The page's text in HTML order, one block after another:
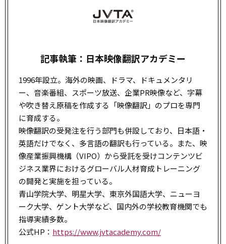
記事執筆：日本映像翻訳アカデミー
1996年設立。海外の映画、ドラマ、ドキュメンタリ
ー、音楽番組、スポーツ放送、企業PR映像など、字幕
や吹き替え原稿を作成する「映像翻訳」のプロを専門
に育成する。
映像翻訳の受発注を行う部門も併設しており、日本語・
英語だけでなく、多言語の翻訳も行っている。また、映
像産業振興機構（VIPO）から受託を受けコンテンツビ
ジネス業界におけるグローバル人材育成トレーニング
の開発と実施を担っている。
青山学院大学、明星大学、東京外国語大学、ニューヨ
ーク大学、ゲント大学など、国内外の学校教育機関でも
指導実績多数。
公式HP： https://www.jvtacademy.com/